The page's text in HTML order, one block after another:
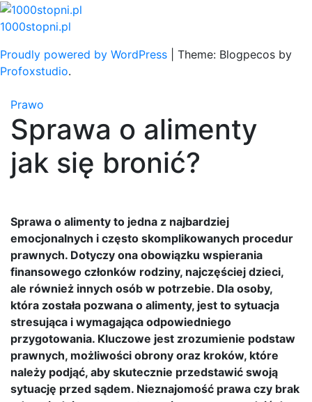
Skip
to
1000stopni.pl
Proudly powered by WordPress
Theme: Blogpecos by
Profoxstudio.
Prawo
Sprawa o alimenty
jak się bronić?
Sprawa o alimenty to jedna z najbardziej
emocjonalnych i często skomplikowanych procedur
prawnych. Dotyczy ona obowiązku wspierania
finansowego członków rodziny, najczęściej dzieci,
ale również innych osób w potrzebie. Dla osoby,
która została pozwana o alimenty, jest to sytuacja
stresująca i wymagająca odpowiedniego
przygotowania. Kluczowe jest zrozumienie podstaw
prawnych, możliwości obrony oraz kroków, które
należy podjąć, aby skutecznie przedstawić swoją
sytuację przed sądem. Nieznajomość prawa czy brak